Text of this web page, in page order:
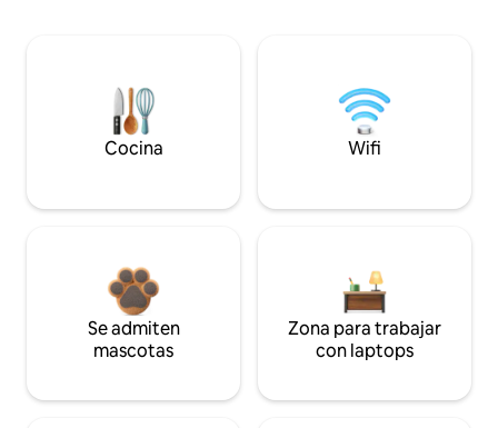
Cocina Wifi
Se admiten
mascotas
Zona para trabajar
con laptops